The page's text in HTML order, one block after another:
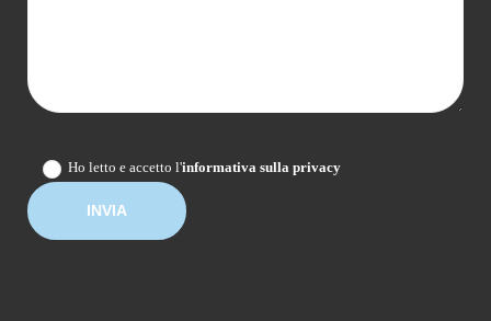
Ho letto e accetto l'informativa sulla privacy